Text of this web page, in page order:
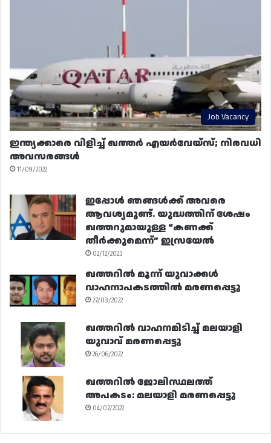
Job Vacancy
ഇന്ത്യക്കാരെ വിളിച്ച് ഖത്തർ എയർവേയ്‌സ്; നിരവധി
അവസരങ്ങൾ
11/09/2022
ഇപ്പോൾ ഞങ്ങൾക്ക് അവരെ
ആവശ്യമുണ്ട്. യുദ്ധത്തിന് ശേഷം
ഖത്തറുമായുള്ള “കണക്ക്
തീർക്കുമെന്ന്” ഇസ്രയേൽ
02/12/2023
ഖത്തറിൽ മൂന്ന് യുവാക്കൾ
വാഹനാപകടത്തിൽ മരണപ്പെട്ടു
27/03/2022
ഖത്തറിൽ വാഹനമിടിച്ച് മലയാളി
യുവാവ് മരണപ്പെട്ടു
26/06/2022
ഖത്തറിൽ ജോലിസ്ഥലത്ത്
അപകടം: മലയാളി മരണപ്പെട്ടു
04/07/2022